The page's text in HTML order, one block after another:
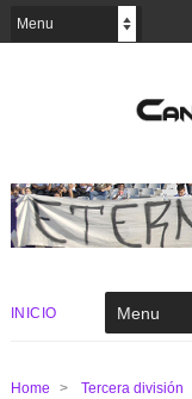
INICIO
Home > Tercera división